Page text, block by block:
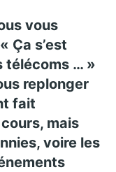
vous
Ça s’est
télécoms … »
replonger
fait
mais
voire les